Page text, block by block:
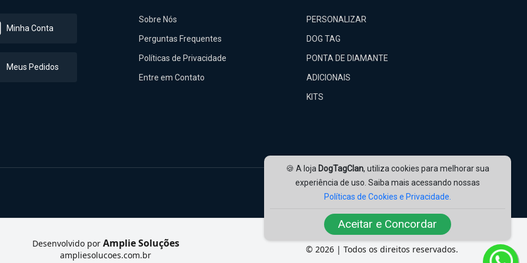
🍪 A loja DogTagClan, utiliza cookies para melhorar sua
experiência de uso. Saiba mais acessando nossas
Políticas de Cookies e Privacidade.
Aceitar e Concordar
Minha Conta
Meus Pedidos
Sobre Nós
Perguntas Frequentes
Políticas de Privacidade
Entre em Contato
PERSONALIZAR
DOG TAG
PONTA DE DIAMANTE
ADICIONAIS
KITS
Nossas Redes:
Desenvolvido por Amplie Soluções
ampliesolucoes.com.br © 2026 | Todos os direitos reservados.